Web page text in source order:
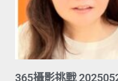
365攝影挑戰